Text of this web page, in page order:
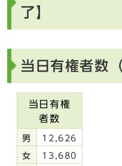
了】
当日有権者数
当日有権
者数
男 12,626
女 13,680